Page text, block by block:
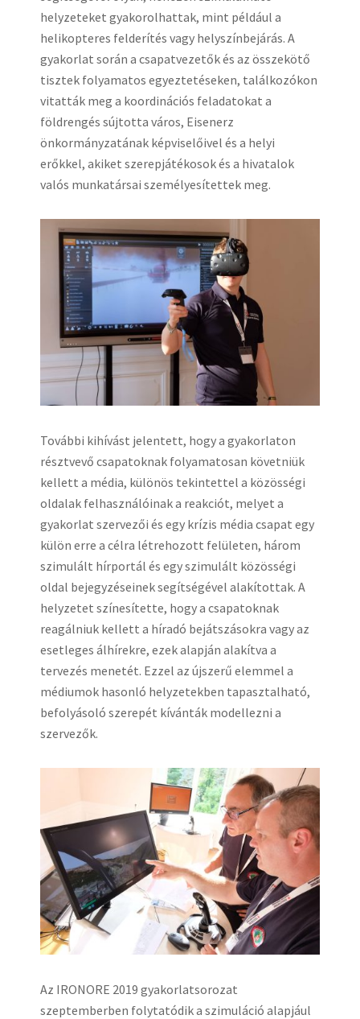
helyzeteket gyakorolhattak, mint például a
helikopteres felderítés vagy helyszínbejárás. A
gyakorlat során a csapatvezetők és az összekötő
tisztek folyamatos egyeztetéseken, találkozókon
vitatták meg a koordinációs feladatokat a
földrengés sújtotta város, Eisenerz
önkormányzatának képviselőivel és a helyi
erőkkel, akiket szerepjátékosok és a hivatalok
valós munkatársai személyesítettek meg.
További kihívást jelentett, hogy a gyakorlaton
résztvevő csapatoknak folyamatosan követniük
kellett a média, különös tekintettel a közösségi
oldalak felhasználóinak a reakciót, melyet a
gyakorlat szervezői és egy krízis média csapat egy
külön erre a célra létrehozott felületen, három
szimulált hírportál és egy szimulált közösségi
oldal bejegyzéseinek segítségével alakítottak. A
helyzetet színesítette, hogy a csapatoknak
reagálniuk kellett a híradó bejátszásokra vagy az
esetleges álhírekre, ezek alapján alakítva a
tervezés menetét. Ezzel az újszerű elemmel a
médiumok hasonló helyzetekben tapasztalható,
befolyásoló szerepét kívánták modellezni a
szervezők.
Az IRONORE 2019 gyakorlatsorozat
szeptemberben folytatódik a szimuláció alapjául